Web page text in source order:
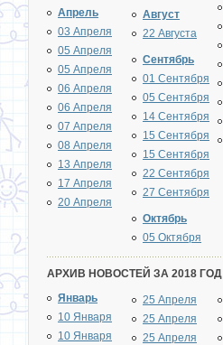
Апрель
03 Апреля
05 Апреля
05 Апреля
06 Апреля
06 Апреля
07 Апреля
08 Апреля
13 Апреля
17 Апреля
20 Апреля
Август
22 Августа
Сентябрь
01 Сентября
05 Сентября
14 Сентября
15 Сентября
15 Сентября
22 Сентября
27 Сентября
Октябрь
05 Октября
АРХИВ НОВОСТЕЙ ЗА 2018 ГОД
Январь
10 Января
10 Января
25 Апреля
25 Апреля
25 Апреля